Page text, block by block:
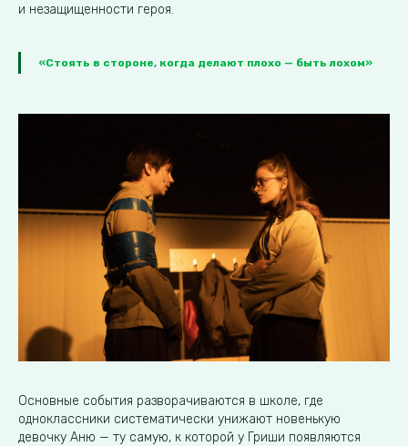
и незащищенности героя.
«Стоять в стороне, когда делают плохо — быть лохом»
Основные события разворачиваются в школе, где
одноклассники систематически унижают новенькую
девочку Аню — ту самую, к которой у Гриши появляются